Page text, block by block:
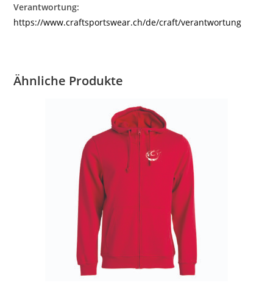
Verantwortung:
https://www.craftsportswear.ch/de/craft/verantwortung
Ähnliche Produkte